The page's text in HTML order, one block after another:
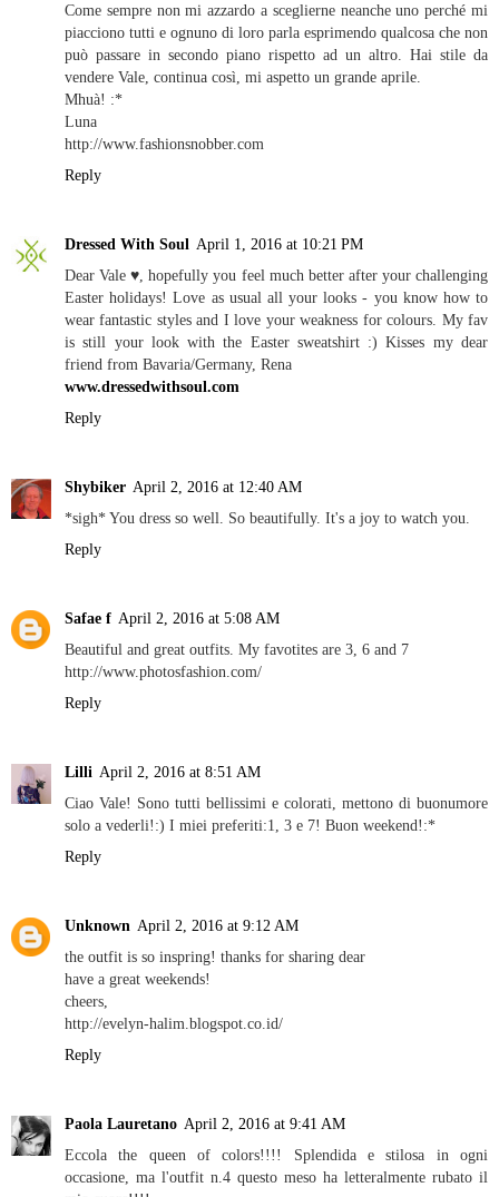
Come sempre non mi azzardo a sceglierne neanche uno perché mi
piacciono tutti e ognuno di loro parla esprimendo qualcosa che non
può passare in secondo piano rispetto ad un altro. Hai stile da
vendere Vale, continua così, mi aspetto un grande aprile.
Mhuà! :*
Luna
http://www.fashionsnobber.com
Reply
Dressed With Soul April 1, 2016 at 10:21 PM
Dear Vale ♥, hopefully you feel much better after your challenging
Easter holidays! Love as usual all your looks - you know how to
wear fantastic styles and I love your weakness for colours. My fav
is still your look with the Easter sweatshirt :) Kisses my dear
friend from Bavaria/Germany, Rena
www.dressedwithsoul.com
Reply
Shybiker April 2, 2016 at 12:40 AM
*sigh* You dress so well. So beautifully. It's a joy to watch you.
Reply
Safae f April 2, 2016 at 5:08 AM
Beautiful and great outfits. My favotites are 3, 6 and 7
http://www.photosfashion.com/
Reply
Lilli April 2, 2016 at 8:51 AM
Ciao Vale! Sono tutti bellissimi e colorati, mettono di buonumore
solo a vederli!:) I miei preferiti:1, 3 e 7! Buon weekend!:*
Reply
Unknown April 2, 2016 at 9:12 AM
the outfit is so inspring! thanks for sharing dear
have a great weekends!
cheers,
http://evelyn-halim.blogspot.co.id/
Reply
Paola Lauretano April 2, 2016 at 9:41 AM
Eccola the queen of colors!!!! Splendida e stilosa in ogni
occasione, ma l'outfit n.4 questo meso ha letteralmente rubato il